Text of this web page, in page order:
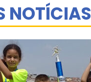
NOTÍCIAS